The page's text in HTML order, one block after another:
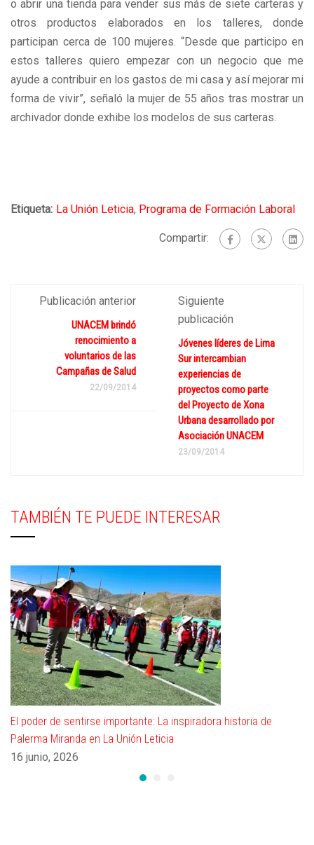
o abrir una tienda para vender sus más de siete carteras y
otros productos elaborados en los talleres, donde
participan cerca de 100 mujeres. “Desde que participo en
estos talleres quiero empezar con un negocio que me
ayude a contribuir en los gastos de mi casa y así mejorar mi
forma de vivir”, señaló la mujer de 55 años tras mostrar un
archivador donde exhibe los modelos de sus carteras.
Etiqueta: La Unión Leticia, Programa de Formación Laboral
Compartir:
Publicación anterior
UNACEM brindó
renocimiento a
voluntarios de las
Campañas de Salud
22/09/2014
Siguiente
publicación
Jóvenes líderes de Lima
Sur intercambian
experiencias de
proyectos como parte
del Proyecto de Xona
Urbana desarrollado por
Asociación UNACEM
23/09/2014
TAMBIÉN TE PUEDE INTERESAR
El poder de sentirse importante: La inspiradora historia de
Palerma Miranda en La Unión Leticia
16 junio, 2026